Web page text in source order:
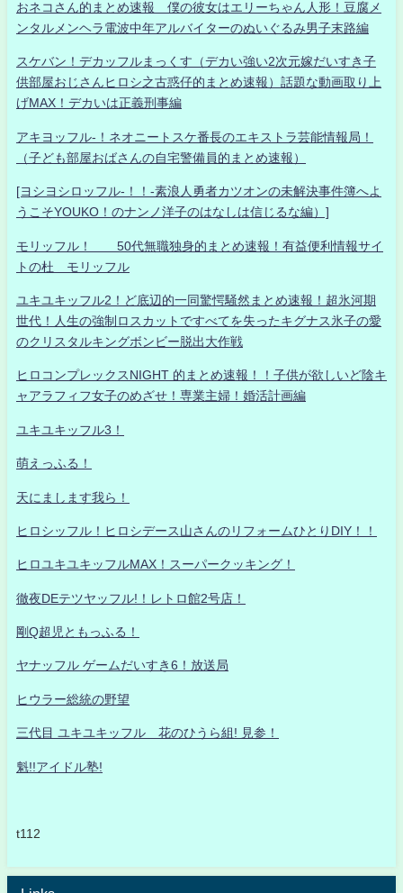
おネコさん的まとめ速報 僕の彼女はエリーちゃん人形！豆腐メ
ンタルメンヘラ電波中年アルバイターのぬいぐるみ男子末路編
スケバン！デカッフルまっくす（デカい強い2次元嫁だいすき子
供部屋おじさんヒロシ之古惑仔的まとめ速報）話題な動画取り上
げMAX！デカいは正義刑事編
アキヨッフル-！ネオニートスケ番長のエキストラ芸能情報局！
（子ども部屋おばさんの自宅警備員的まとめ速報）
[ヨシヨシロッフル-！！-素浪人勇者カツオンの未解決事件簿へよ
うこそYOUKO！のナンノ洋子のはなしは信じるな編）]
モリッフル！ 50代無職独身的まとめ速報！有益便利情報サイ
トの杜 モリッフル
ユキユキッフル2！ど底辺的一同驚愕騒然まとめ速報！超氷河期
世代！人生の強制ロスカットですべてを失ったキグナス氷子の愛
のクリスタルキングボンビー脱出大作戦
ヒロコンプレックスNIGHT 的まとめ速報！！子供が欲しいど陰キ
ャアラフィフ女子のめざせ！専業主婦！婚活計画編
ユキユキッフル3！
萌えっふる！
天にまします我ら！
ヒロシッフル！ヒロシデース山さんのリフォームひとりDIY！！
ヒロユキユキッフルMAX！スーパークッキング！
徹夜DEテツヤッフル!！レトロ館2号店！
剛Q超児ともっふる！
ヤナッフル ゲームだいすき6！放送局
ヒウラー総統の野望
三代目 ユキユキッフル 花のひうら組! 見参！
魁!!アイドル塾!
t112